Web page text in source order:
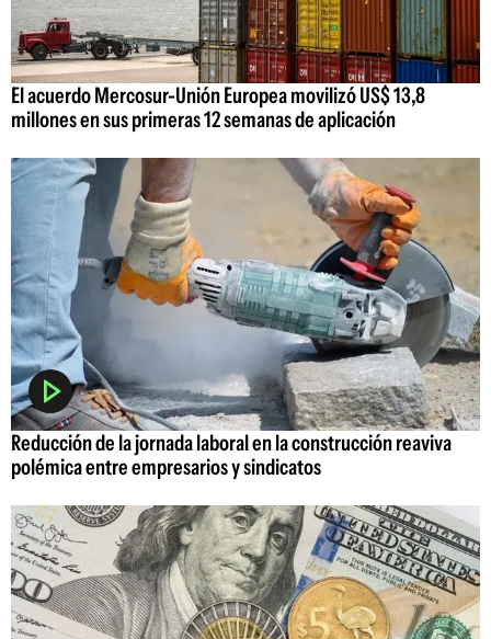
El acuerdo Mercosur-Unión Europea movilizó US$ 13,8
millones en sus primeras 12 semanas de aplicación
Reducción de la jornada laboral en la construcción reaviva
polémica entre empresarios y sindicatos